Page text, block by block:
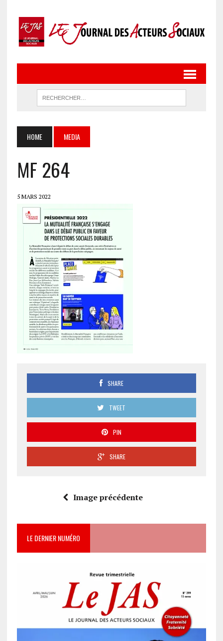
HOME MEDIA
MF 264
5 MARS 2022
SHARE
TWEET
PIN
SHARE
Image précédente
LE DERNIER NUMÉRO